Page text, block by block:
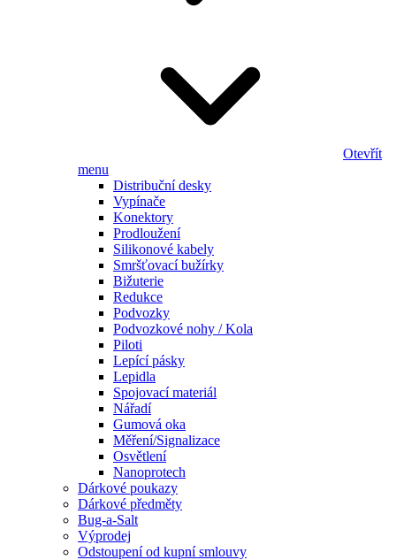
Otevřít
menu
Distribuční desky
Vypínače
Konektory
Prodloužení
Silikonové kabely
Smršťovací bužírky
Bižuterie
Redukce
Podvozky
Podvozkové nohy / Kola
Piloti
Lepící pásky
Lepidla
Spojovací materiál
Nářadí
Gumová oka
Měření/Signalizace
Osvětlení
Nanoprotech
Dárkové poukazy
Dárkové předměty
Bug-a-Salt
Výprodej
Odstoupení od kupní smlouvy